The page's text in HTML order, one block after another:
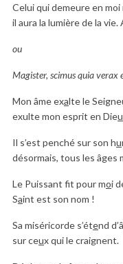
Celui qui demeure en
il aura la lumière de la vie.
ou
Magister, scimus quia verax
Mon âme exalte le
exulte mon esprit en Dieu
Il s’est penché sur son hu
désormais, tous les âges
Le Puissant fit pour moi
Saint est son nom !
Sa miséricorde s’étend
sur ceux qui le craignent.